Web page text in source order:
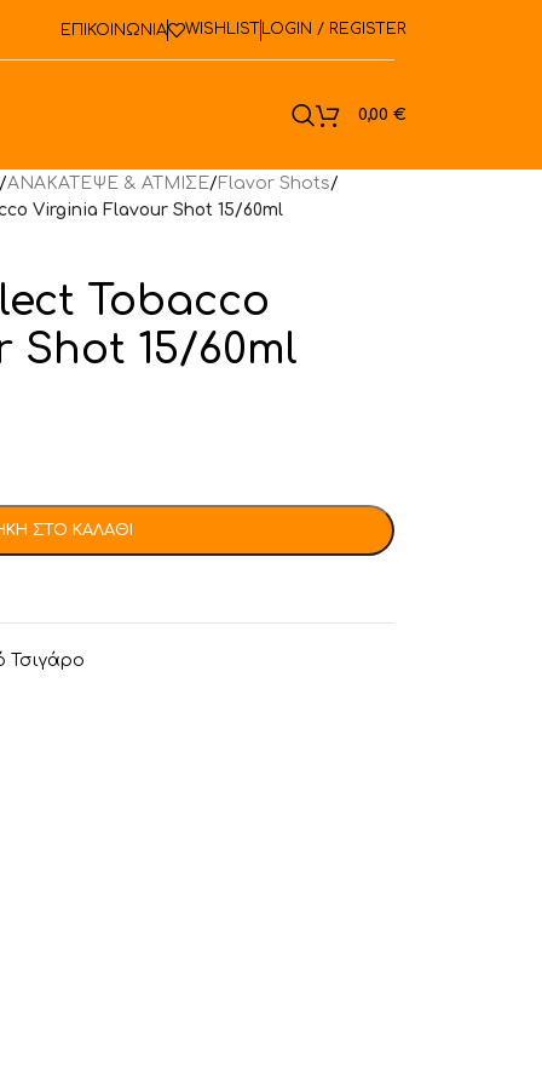
ΕΠΙΚΟΙΝΩΝΙΑ WISHLIST LOGIN / REGISTER
0,00 €
/ΑΝΑΚΑΤΕΨΕ & ΑΤΜΙΣΕ/Flavor Shots/
Virginia Flavour Shot 15/60ml
Tobacco
Shot 15/60ml
ΣΤΟ ΚΑΛΆΘΙ
Τσιγάρο